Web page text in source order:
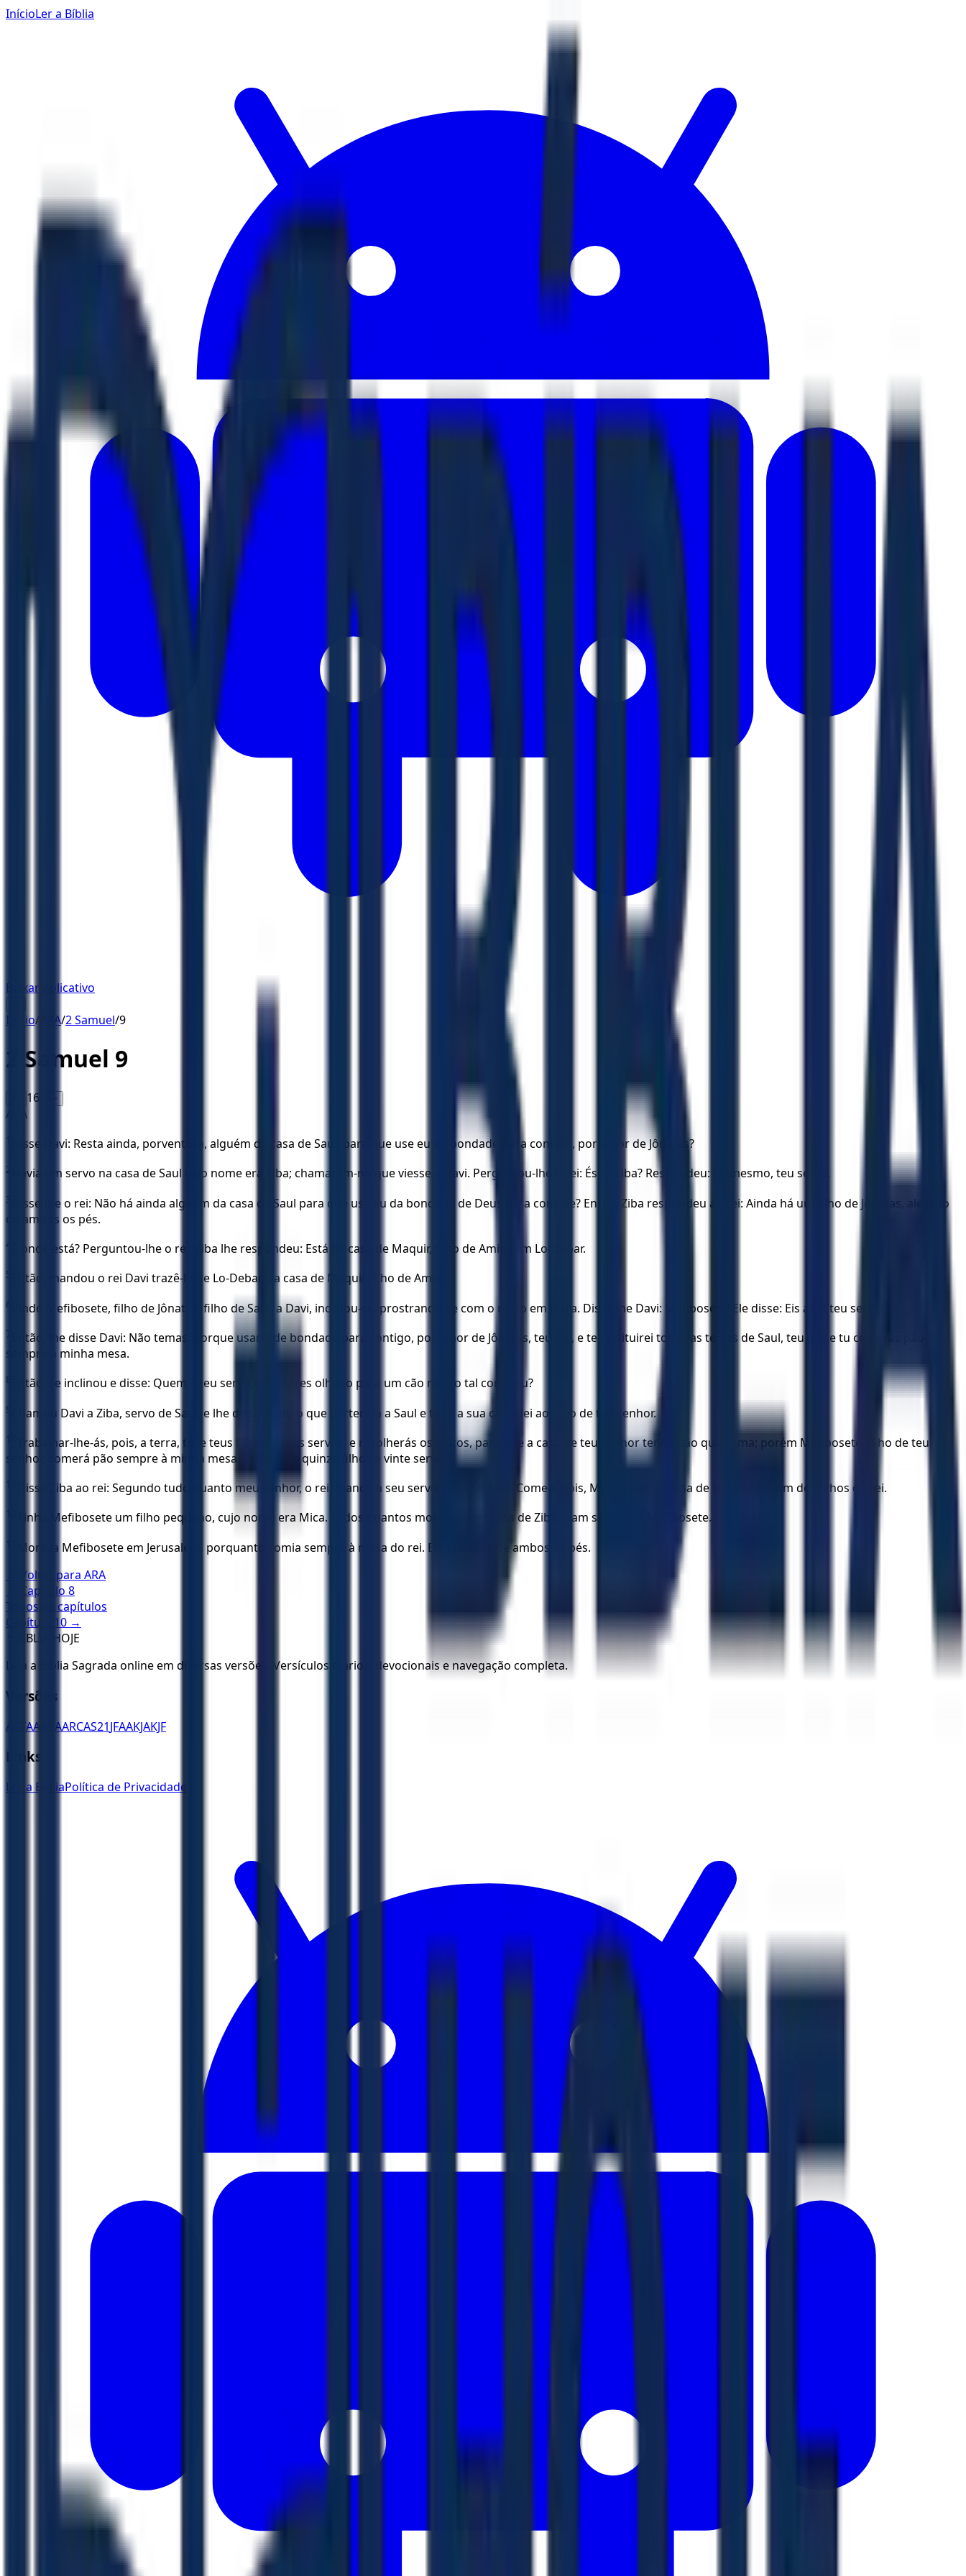
InícioLer a Bíblia
Baixar Aplicativo
Início/ ARA/2 Samuel/9
2 Samuel 9
16 A+
ARA
1 Disse Davi: Resta ainda, porventura, alguém da casa de Saul, para que use eu de bondade para com ele, por amor de Jônatas?
2 Havia um servo na casa de Saul cujo nome era Ziba; chamaram-no que viesse a Davi. Perguntou-lhe o rei: És tu Ziba? Respondeu: Eu mesmo, teu servo.
3
Disse-lhe o rei: Não há ainda alguém da casa de Saul para que use eu da bondade de Deus para com ele? Então, Ziba respondeu ao rei: Ainda há um filho de Jônatas, aleijado
de ambos os pés.
4 E onde está? Perguntou-lhe o rei. Ziba lhe respondeu: Está na casa de Maquir, filho de Amiel, em Lo-Debar.
5 Então, mandou o rei Davi trazê-lo de Lo-Debar, da casa de Maquir, filho de Amiel.
6 Vindo Mefibosete, filho de Jônatas, filho de Saul, a Davi, inclinou-se, prostrando-se com o rosto em terra. Disse-lhe Davi: Mefibosete! Ele disse: Eis aqui teu servo!
7
Então, lhe disse Davi: Não temas, porque usarei de bondade para contigo, por amor de Jônatas, teu pai, e te restituirei todas as terras de Saul, teu pai, e tu comerás pão
sempre à minha mesa.
8 Então, se inclinou e disse: Quem é teu servo, para teres olhado para um cão morto tal como eu?
9 Chamou Davi a Ziba, servo de Saul, e lhe disse: Tudo o que pertencia a Saul e toda a sua casa dei ao filho de teu senhor.
10
Trabalhar-lhe-ás, pois, a terra, tu, e teus filhos, e teus servos, e recolherás os frutos, para que a casa de teu senhor tenha pão que coma; porém Mefibosete, filho de teu
senhor, comerá pão sempre à minha mesa. Tinha Ziba quinze filhos e vinte servos.
11 Disse Ziba ao rei: Segundo tudo quanto meu senhor, o rei, manda a seu servo, assim o fará. Comeu, pois, Mefibosete à mesa de Davi, como um dos filhos do rei.
12 Tinha Mefibosete um filho pequeno, cujo nome era Mica. Todos quantos moravam em casa de Ziba eram servos de Mefibosete.
13
Morava Mefibosete em Jerusalém, porquanto comia sempre à mesa do rei. Ele era coxo de ambos os pés.
← Voltar para ARA
← Capítulo 8
Todos os capítulos
Capítulo
10 →
BÍBLIA HOJE
Leia a Bíblia Sagrada online em diversas versões. Versículos diários, devocionais e navegação completa.
Versões
ACFAA ARAARCAS21JFAAKJAKJF
Links
Ler a BíbliaPolítica de Privacidade